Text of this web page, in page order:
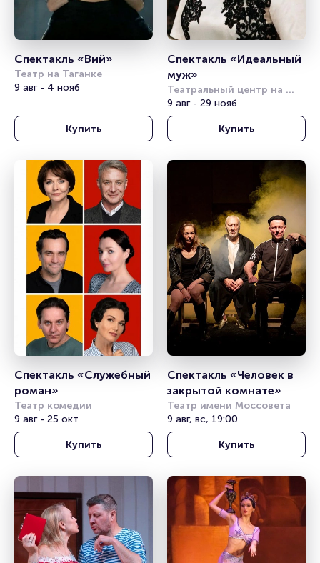
Спектакль «Вий»
Театр на Таганке
9 авг - 4 нояб
Купить
Спектакль «Идеальный
муж»
Театральный центр на
Страстном
9 авг - 29 нояб
Купить
Спектакль «Служебный
роман»
Театр комедии
9 авг - 25 окт
Купить
Спектакль «Человек в
закрытой комнате»
Театр имени Моссовета
9 авг, вс, 19:00
Купить